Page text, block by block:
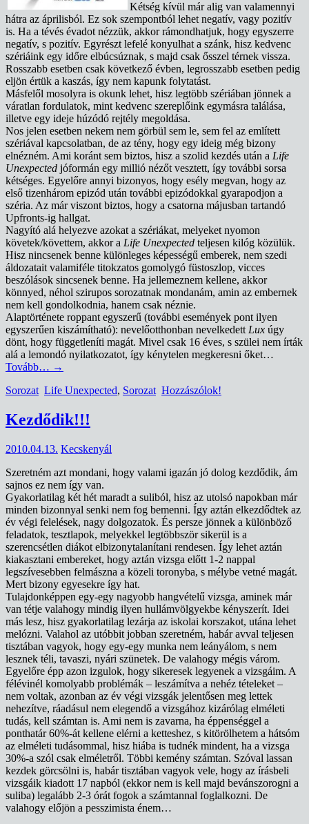
Kétség kívül már alig van valamennyi
hátra az áprilisból. Ez sok szempontból lehet negatív, vagy pozitív
is. Ha a tévés évadot nézzük, akkor rámondhatjuk, hogy egyszerre
negatív, s pozitív. Egyrészt lefelé konyulhat a szánk, hisz kedvenc
szériáink egy időre elbúcsúznak, s majd csak ősszel térnek vissza.
Rosszabb esetben csak következő évben, legrosszabb esetben pedig
eljön értük a kaszás, így nem kapunk folytatást.
Másfelől mosolyra is okunk lehet, hisz legtöbb szériában jönnek a
váratlan fordulatok, mint kedvenc szereplőink egymásra találása,
illetve egy ideje húzódó rejtély megoldása.
Nos jelen esetben nekem nem görbül sem le, sem fel az említett
szériával kapcsolatban, de az tény, hogy egy ideig még bizony
elnézném. Ami koránt sem biztos, hisz a szolid kezdés után a Life
Unexpected jóformán egy millió nézőt vesztett, így további sorsa
kétséges. Egyelőre annyi bizonyos, hogy esély megvan, hogy az
első tizenhárom epizód után további epizódokkal gyarapodjon a
széria. Az már viszont biztos, hogy a csatorna májusban tartandó
Upfronts-ig hallgat.
Nagyító alá helyezve azokat a szériákat, melyeket nyomon
követek/követtem, akkor a Life Unexpected teljesen kilóg közülük.
Hisz nincsenek benne különleges képességű emberek, nem szedi
áldozatait valamiféle titokzatos gomolygó füstoszlop, vicces
beszólások sincsenek benne. Ha jellemeznem kellene, akkor
könnyed, néhol szirupos sorozatnak mondanám, amin az embernek
nem kell gondolkodnia, hanem csak néznie.
Alaptörténete roppant egyszerű (további események pont ilyen
egyszerűen kiszámítható): nevelőotthonban nevelkedett Lux úgy
dönt, hogy függetleníti magát. Mivel csak 16 éves, s szülei nem írták
alá a lemondó nyilatkozatot, így kénytelen megkeresni őket…
Tovább… →
Sorozat Life Unexpected, Sorozat Hozzászólok!
Kezdődik!!!
2010.04.13. Kecskenyál
Szeretném azt mondani, hogy valami igazán jó dolog kezdődik, ám
sajnos ez nem így van.
Gyakorlatilag két hét maradt a suliból, hisz az utolsó napokban már
minden bizonnyal senki nem fog bemenni. Így aztán elkezdődtek az
év végi felelések, nagy dolgozatok. És persze jönnek a különböző
feladatok, tesztlapok, melyekkel legtöbbször sikerül is a
szerencsétlen diákot elbizonytalanítani rendesen. Így lehet aztán
kiakasztani embereket, hogy aztán vizsga előtt 1-2 nappal
legszívesebben felmászna a közeli toronyba, s mélybe vetné magát.
Mert bizony egyesekre így hat.
Tulajdonképpen egy-egy nagyobb hangvételű vizsga, aminek már
van tétje valahogy mindig ilyen hullámvölgyekbe kényszerít. Idei
más lesz, hisz gyakorlatilag lezárja az iskolai korszakot, utána lehet
melózni. Valahol az utóbbit jobban szeretném, habár avval teljesen
tisztában vagyok, hogy egy-egy munka nem leányálom, s nem
lesznek téli, tavaszi, nyári szünetek. De valahogy mégis várom.
Egyelőre épp azon izgulok, hogy sikeresek legyenek a vizsgáim. A
félévinél komolyabb problémák – leszámítva a nehéz tételeket –
nem voltak, azonban az év végi vizsgák jelentősen meg lettek
nehezítve, ráadásul nem elegendő a vizsgához kizárólag elméleti
tudás, kell számtan is. Ami nem is zavarna, ha éppenséggel a
ponthatár 60%-át kellene elérni a ketteshez, s kitörölhetem a hátsóm
az elméleti tudásommal, hisz hiába is tudnék mindent, ha a vizsga
30%-a szól csak elméletről. Többi kemény számtan. Szóval lassan
kezdek görcsölni is, habár tisztában vagyok vele, hogy az írásbeli
vizsgáik kiadott 17 napból (ekkor nem is kell majd bevánszorogni a
suliba) legalább 2-3 órát fogok a számtannal foglalkozni. De
valahogy előjön a pesszimista énem…